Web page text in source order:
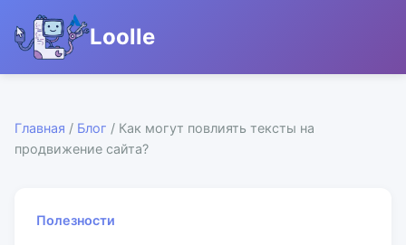
Loolle
Главная / Блог / Как могут повлиять тексты на
продвижение сайта?
Полезности